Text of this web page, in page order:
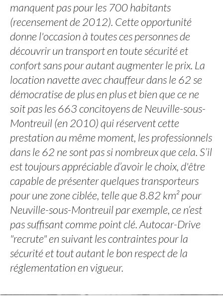
manquent pas pour les 700 habitants
(recensement de 2012). Cette opportunité
donne l'occasion à toutes ces personnes de
découvrir un transport en toute sécurité et
confort sans pour autant augmenter le prix. La
location navette avec chauffeur dans le 62 se
démocratise de plus en plus et bien que ce ne
soit pas les 663 concitoyens de Neuville-sous-
Montreuil (en 2010) qui réservent cette
prestation au même moment, les professionnels
dans le 62 ne sont pas si nombreux que cela. S’il
est toujours appréciable d’avoir le choix, d'être
capable de présenter quelques transporteurs
pour une zone ciblée, telle que 8.82 km² pour
Neuville-sous-Montreuil par exemple, ce n’est
pas suffisant comme point clé. Autocar-Drive
"recrute" en suivant les contraintes pour la
sécurité et tout autant le bon respect de la
réglementation en vigueur.